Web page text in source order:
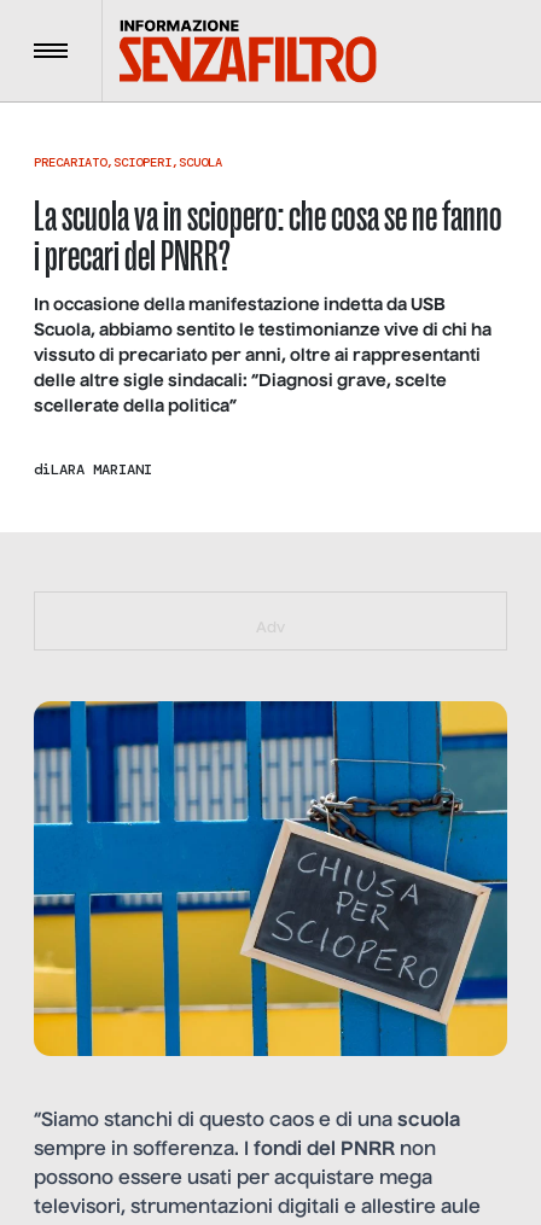
Menu
PRECARIATO, SCIOPERI, SCUOLA
La scuola va in sciopero: che cosa se ne fanno
i precari del PNRR?
In occasione della manifestazione indetta da USB
Scuola, abbiamo sentito le testimonianze vive di chi ha
vissuto di precariato per anni, oltre ai rappresentanti
delle altre sigle sindacali: “Diagnosi grave, scelte
scellerate della politica”
diLARA MARIANI
https://bit.ly/muster_aggiornamento
Adv
“Siamo stanchi di questo caos e di una scuola
sempre in sofferenza. I fondi del PNRR non
possono essere usati per acquistare mega
televisori, strumentazioni digitali e allestire aule